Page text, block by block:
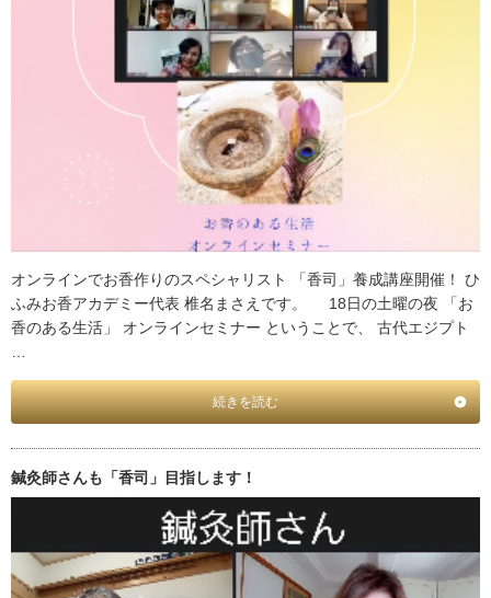
オンラインでお香作りのスペシャリスト 「香司」養成講座開催！ ひ
ふみお香アカデミー代表 椎名まさえです。 18日の土曜の夜 「お
香のある生活」 オンラインセミナー ということで、 古代エジプト
…
続きを読む
鍼灸師さんも「香司」目指します！